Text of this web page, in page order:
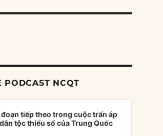
PODCAST NCQT
đoạn tiếp theo trong cuộc trấn áp
tộc thiểu số của Trung Quốc